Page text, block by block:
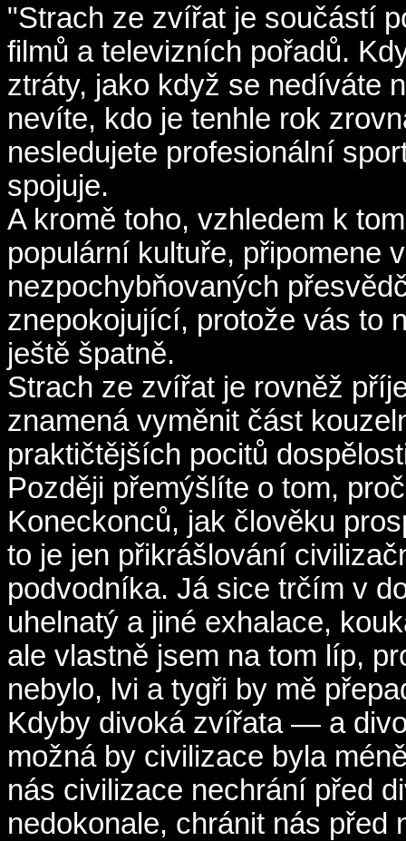
"Strach ze zvířat je součástí
filmů a televizních pořadů.
ztráty, jako když se nedíváte
nevíte, kdo je tenhle rok
nesledujete profesionální
spojuje.
A kromě toho, vzhledem k
populární kultuře, připomene
nezpochybňovaných
znepokojující, protože vás to
ještě špatně.
Strach ze zvířat je rovněž
znamená vyměnit část
praktičtějších pocitů
Později přemýšlíte o tom,
Koneckonců, jak člověku
to je jen přikrášlování
podvodníka. Já sice trčím v
uhelnatý a jiné exhalace,
ale vlastně jsem na tom líp,
nebylo, lvi a tygři by mě
Kdyby divoká zvířata — a
možná by civilizace byla
nás civilizace nechrání před
nedokonale, chránit nás před